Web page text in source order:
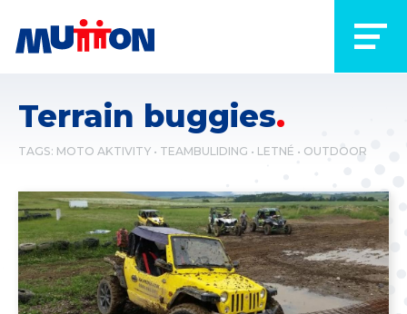
Terrain buggies
TAGS: MOTO AKTIVITY TEAMBULIDING LETNÉ OUTDOOR